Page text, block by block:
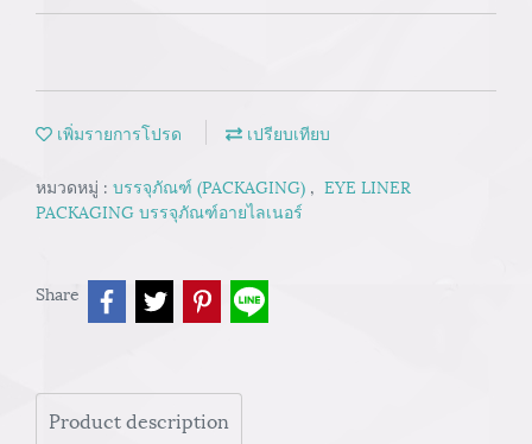
เพิ่มรายการโปรด เปรียบเทียบ
หมวดหมู่ : บรรจุภัณฑ์ (PACKAGING) , EYE LINER
PACKAGING บรรจุภัณฑ์อายไลเนอร์
Share
Product description